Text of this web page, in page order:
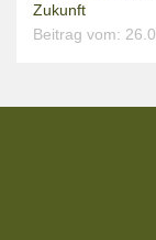
Zukunft
Beitrag vom: